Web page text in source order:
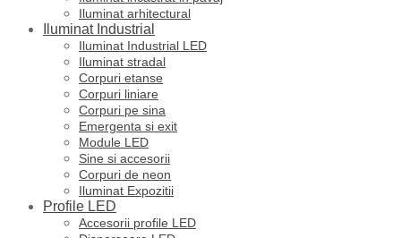
Iluminat arhitectural
Iluminat Industrial
Iluminat Industrial LED
Iluminat stradal
Corpuri etanse
Corpuri liniare
Corpuri pe sina
Emergenta si exit
Module LED
Sine si accesorii
Corpuri de neon
Iluminat Expozitii
Profile LED
Accesorii profile LED